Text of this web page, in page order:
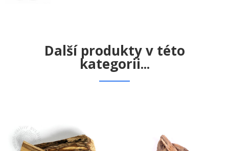
Další produkty v této
kategorii...